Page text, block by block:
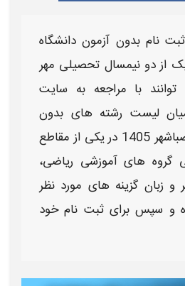
نامبدون آزمون دانشگاه
از دو نیمسال تحصیلی مهر
با مراجعه به سایت
لیست رشته های بدون
1405 در یکی از مقاطع
گروه های آموزشی ریاضی،
و زبان گزینه های مورد نظر
و سپس برای ثبت نام خود